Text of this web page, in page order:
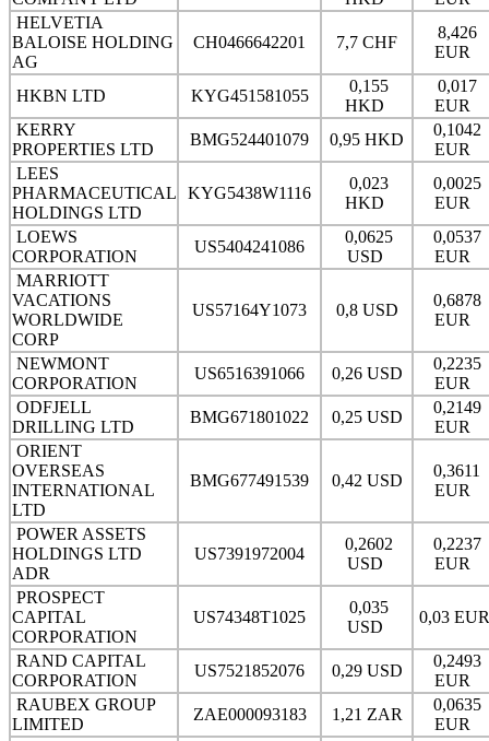
HELVETIA
BALOISE HOLDING
AG
CH0466642201 7,7 CHF
8,426
EUR
HKBN LTD KYG451581055
0,155
HKD
0,017
EUR
KERRY
PROPERTIES LTD
BMG524401079 0,95 HKD
0,1042
EUR
LEES
PHARMACEUTICAL
HOLDINGS LTD
KYG5438W1116
0,023
HKD
0,0025
EUR
LOEWS
CORPORATION
US5404241086
0,0625
USD
0,0537
EUR
MARRIOTT
VACATIONS
WORLDWIDE
CORP
US57164Y1073 0,8 USD
0,6878
EUR
NEWMONT
CORPORATION
US6516391066 0,26 USD
0,2235
EUR
ODFJELL
DRILLING LTD
BMG671801022 0,25 USD
0,2149
EUR
ORIENT
OVERSEAS
INTERNATIONAL
LTD
BMG677491539 0,42 USD
0,3611
EUR
POWER ASSETS
HOLDINGS LTD
ADR
US7391972004
0,2602
USD
0,2237
EUR
PROSPECT
CAPITAL
CORPORATION
US74348T1025
0,035
USD
0,03
RAND CAPITAL
CORPORATION
US7521852076 0,29 USD
0,2493
EUR
RAUBEX GROUP
LIMITED
ZAE000093183 1,21 ZAR
0,0635
EUR